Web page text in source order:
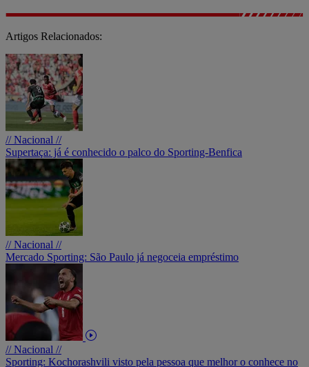
Artigos Relacionados:
// Nacional //
Supertaça: já é conhecido o palco do Sporting-Benfica
// Nacional //
Mercado Sporting: São Paulo já negoceia empréstimo
// Nacional //
Sporting: Kochorashvili visto pela pessoa que melhor o conhece no